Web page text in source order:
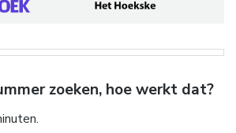
zoeken, hoe werkt dat?